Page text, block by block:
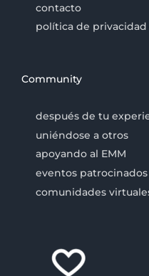
contacto
política de
Community
después de tu
uniéndose a otros
apoyando al EMM
eventos patrocinados
comunidades